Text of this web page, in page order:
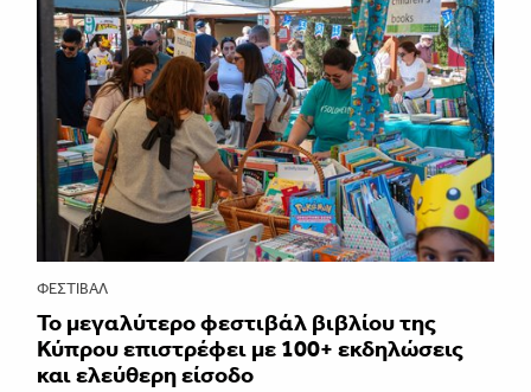
ΦΕΣΤΙΒΑΛ
Το μεγαλύτερο φεστιβάλ βιβλίου της
Κύπρου επιστρέφει με 100+ εκδηλώσεις
και ελεύθερη είσοδο